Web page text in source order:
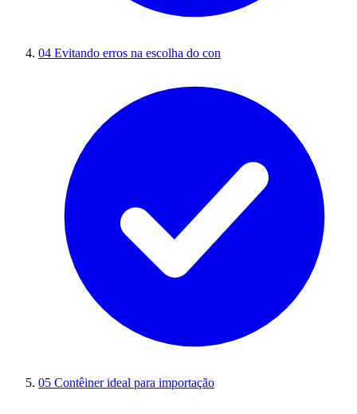
04 Evitando erros na escolha do con
05 Contêiner ideal para importação